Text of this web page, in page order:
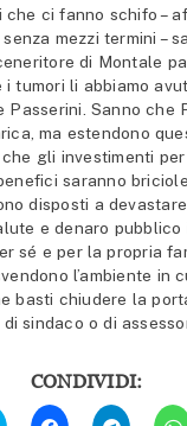
che ci fanno schifo –
mezzi termini –
di Montale
i tumori li abbiamo
Passerini. Sanno che
ma estendono
gli investimenti
saranno
disposti a
e denaro pubblico
sé e per la propria
l’ambiente in
basti chiudere la
sindaco o di
CONDIVIDI:
Fai
Fai Fai